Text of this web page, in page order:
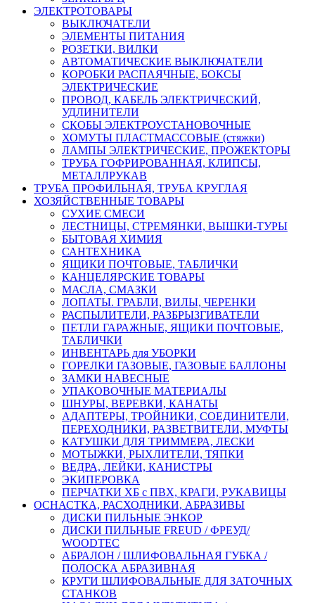
ЭЛЕКТРОТОВАРЫ
ВЫКЛЮЧАТЕЛИ
ЭЛЕМЕНТЫ ПИТАНИЯ
РОЗЕТКИ, ВИЛКИ
АВТОМАТИЧЕСКИЕ ВЫКЛЮЧАТЕЛИ
КОРОБКИ РАСПАЯЧНЫЕ, БОКСЫ
ЭЛЕКТРИЧЕСКИЕ
ПРОВОД, КАБЕЛЬ ЭЛЕКТРИЧЕСКИЙ,
УДЛИНИТЕЛИ
СКОБЫ ЭЛЕКТРОУСТАНОВОЧНЫЕ
ХОМУТЫ ПЛАСТМАССОВЫЕ (стяжки)
ЛАМПЫ ЭЛЕКТРИЧЕСКИЕ, ПРОЖЕКТОРЫ
ТРУБА ГОФРИРОВАННАЯ, КЛИПСЫ,
МЕТАЛЛРУКАВ
ТРУБА ПРОФИЛЬНАЯ, ТРУБА КРУГЛАЯ
ХОЗЯЙСТВЕННЫЕ ТОВАРЫ
СУХИЕ СМЕСИ
ЛЕСТНИЦЫ, СТРЕМЯНКИ, ВЫШКИ-ТУРЫ
БЫТОВАЯ ХИМИЯ
САНТЕХНИКА
ЯЩИКИ ПОЧТОВЫЕ, ТАБЛИЧКИ
КАНЦЕЛЯРСКИЕ ТОВАРЫ
МАСЛА, СМАЗКИ
ЛОПАТЫ. ГРАБЛИ, ВИЛЫ, ЧЕРЕНКИ
РАСПЫЛИТЕЛИ, РАЗБРЫЗГИВАТЕЛИ
ПЕТЛИ ГАРАЖНЫЕ, ЯЩИКИ ПОЧТОВЫЕ,
ТАБЛИЧКИ
ИНВЕНТАРЬ для УБОРКИ
ГОРЕЛКИ ГАЗОВЫЕ, ГАЗОВЫЕ БАЛЛОНЫ
ЗАМКИ НАВЕСНЫЕ
УПАКОВОЧНЫЕ МАТЕРИАЛЫ
ШНУРЫ, ВЕРЕВКИ, КАНАТЫ
АДАПТЕРЫ, ТРОЙНИКИ, СОЕДИНИТЕЛИ,
ПЕРЕХОДНИКИ, РАЗВЕТВИТЕЛИ, МУФТЫ
КАТУШКИ ДЛЯ ТРИММЕРА, ЛЕСКИ
МОТЫЖКИ, РЫХЛИТЕЛИ, ТЯПКИ
ВЕДРА, ЛЕЙКИ, КАНИСТРЫ
ЭКИПЕРОВКА
ПЕРЧАТКИ ХБ с ПВХ, КРАГИ, РУКАВИЦЫ
ОСНАСТКА, РАСХОДНИКИ, АБРАЗИВЫ
ДИСКИ ПИЛЬНЫЕ ЭНКОР
ДИСКИ ПИЛЬНЫЕ FREUD / ФРЕУД/
WOODTEC
АБРАЛОН / ШЛИФОВАЛЬНАЯ ГУБКА /
ПОЛОСКА АБРАЗИВНАЯ
КРУГИ ШЛИФОВАЛЬНЫЕ ДЛЯ ЗАТОЧНЫХ
СТАНКОВ